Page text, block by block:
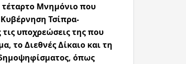
Μνημόνιο που
Τσίπρα-
υποχρεώσεις της που
το Διεθνές Δίκαιο και τη
όπως